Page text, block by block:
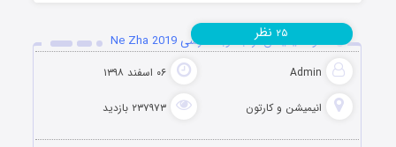
دانلود انیمیشن نژا با دوبله فارسی Ne Zha 2019
Admin ۰۶ اسفند ۱۳۹۸
انیمیشن و کارتون ۲۳۷۹۷۳ بازدید
۲۵ نظر